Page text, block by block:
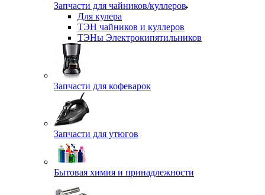
Запчасти для чайников/куллеров
Для кулера
ТЭН чайников и куллеров
ТЭНы Электрокипятильников
Запчасти для кофеварок
Запчасти для утюгов
Бытовая химия и принадлежности